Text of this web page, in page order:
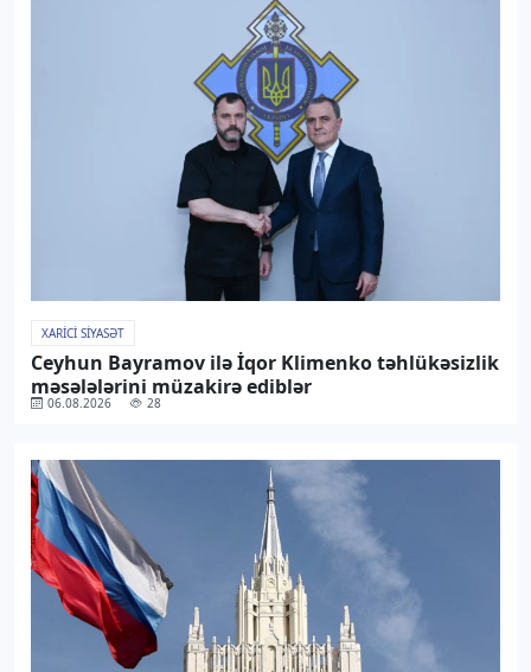
XARICI SIYASƏT
Ceyhun Bayramov ilə İqor Klimenko təhlükəsizlik
məsələlərini müzakirə ediblər
06.08.2026 28